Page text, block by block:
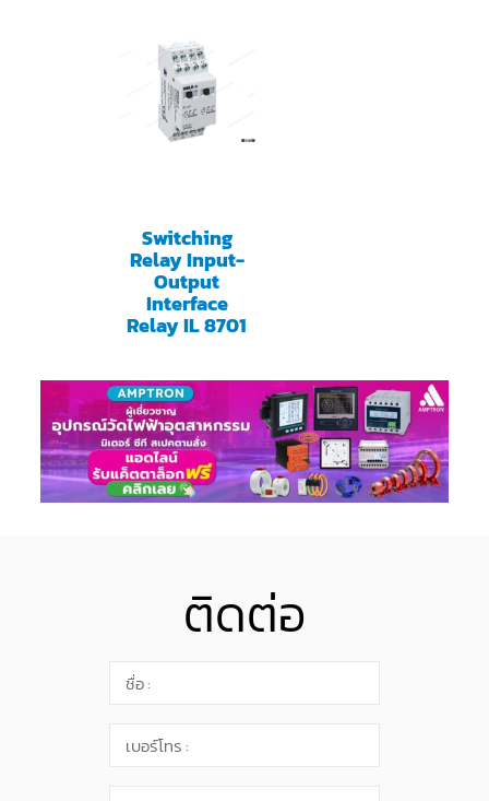
Switching
Relay Input-
Output
Interface
Relay IL 8701
ติดต่อ